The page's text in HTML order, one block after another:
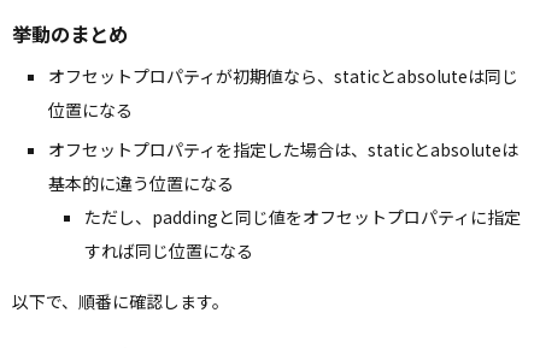
挙動のまとめ
オフセットプロパティが初期値なら、staticとabsoluteは同じ
位置になる
オフセットプロパティを指定した場合は、staticとabsoluteは
基本的に違う位置になる
ただし、paddingと同じ値をオフセットプロパティに指定
すれば同じ位置になる
以下で、順番に確認します。